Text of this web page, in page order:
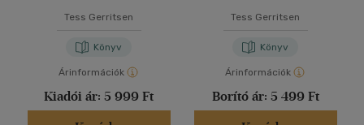
Tess Gerritsen
Könyv
Árinformációk
Kiadói ár: 5 999 Ft
Tess Gerritsen
Könyv
Árinformációk
Borító ár: 5 499 Ft